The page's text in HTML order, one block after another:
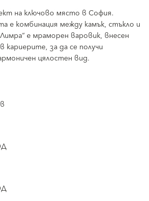
на ключово място в София.
е комбинация между камък, стъкло и
е мраморен варовик, внесен
за да се получи
цялостен вид.